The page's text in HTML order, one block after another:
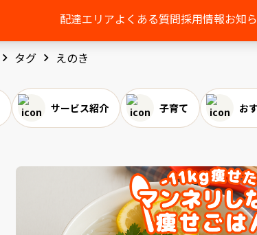
配達エリアよくある質問採用情報お知
タグ えのき
サービス紹介 子育て お